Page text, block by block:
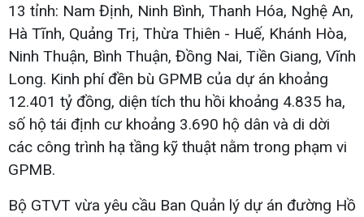
13 tỉnh: Nam Định, Ninh Bình, Thanh Hóa, Nghệ An,
Hà Tĩnh, Quảng Trị, Thừa Thiên - Huế, Khánh Hòa,
Ninh Thuận, Bình Thuận, Đồng Nai, Tiền Giang, Vĩnh
Long. Kinh phí đền bù GPMB của dự án khoảng
12.401 tỷ đồng, diện tích thu hồi khoảng 4.835 ha,
số hộ tái định cư khoảng 3.690 hộ dân và di dời
các công trình hạ tầng kỹ thuật nằm trong phạm vi
GPMB.
Bộ GTVT vừa yêu cầu Ban Quản lý dự án đường Hồ